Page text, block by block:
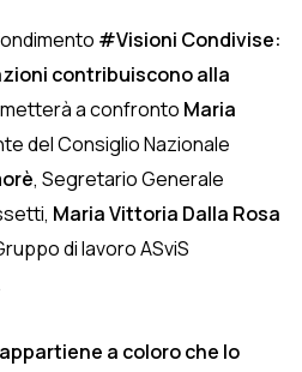
#Visioni Condivise:
contribuiscono alla
a confronto Maria
del Consiglio Nazionale
, Segretario Generale
Maria Vittoria Dalla Rosa
di lavoro ASviS
a coloro che lo